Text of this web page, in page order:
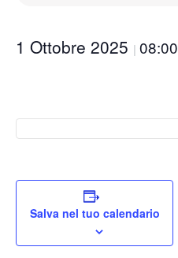
1 Ottobre 2025 | 08:00
Salva nel tuo calendario